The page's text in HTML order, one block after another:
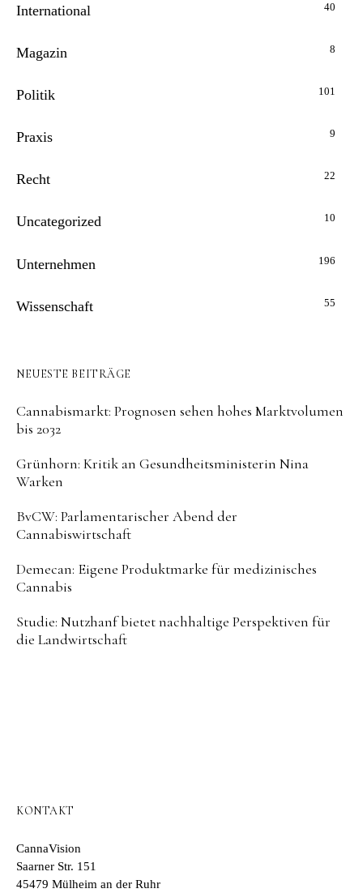
International 40
Magazin 8
Politik 101
Praxis 9
Recht 22
Uncategorized 10
Unternehmen 196
Wissenschaft 55
NEUESTE BEITRÄGE
Cannabismarkt: Prognosen sehen hohes Marktvolumen
bis 2032
Grünhorn: Kritik an Gesundheitsministerin Nina
Warken
BvCW: Parlamentarischer Abend der
Cannabiswirtschaft
Demecan: Eigene Produktmarke für medizinisches
Cannabis
Studie: Nutzhanf bietet nachhaltige Perspektiven für
die Landwirtschaft
KONTAKT
CannaVision
Saarner Str. 151
45479 Mülheim an der Ruhr